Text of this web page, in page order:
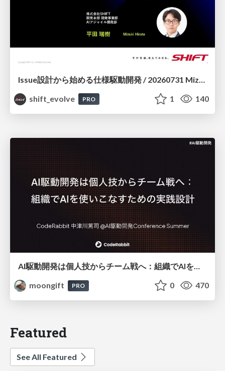
shift_evolve
PRO 1 140
AI駆動開発は個人技からチーム戦へ：組織でAIを使いこなすための実践設計
moongift
PRO 0 470
Featured
See All Featured